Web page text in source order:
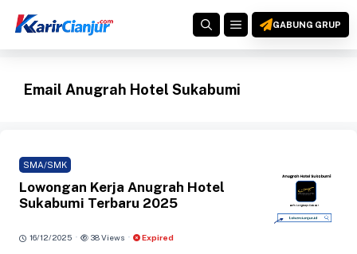
MENUGABUNG GRUP
Email Anugrah Hotel Sukabumi
SMA/SMK
Lowongan Kerja Anugrah Hotel
Sukabumi Terbaru 2025
16/12/2025 · 38 Views · Expired